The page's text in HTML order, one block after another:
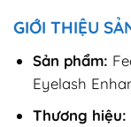
GIỚI THIỆU
Sản phẩm:
Eyelash
Thương hiệu: